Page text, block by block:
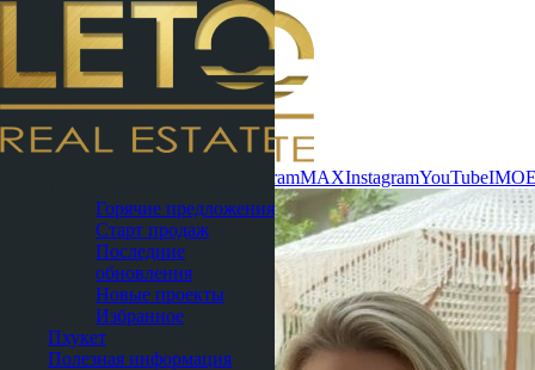
TelegramMAXInstagramYouTubeIMO
Горячие предложения
Старт продаж
Последние
обновления
Новые проекты
Избранное
Пхукет
Полезная информация